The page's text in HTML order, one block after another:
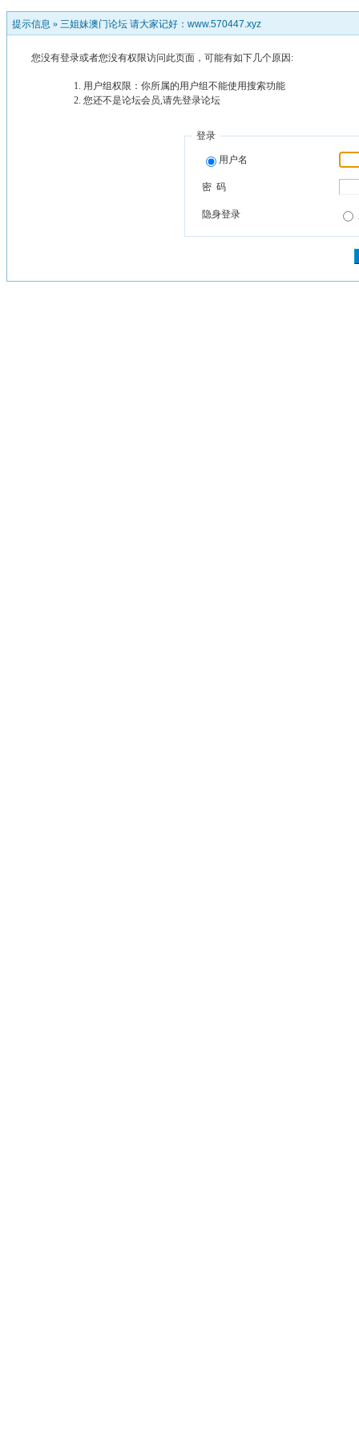
提示信息 » 三姐妹澳门论坛 请大家记好：www.570447.xyz
您没有登录或者您没有权限访问此页面，可能有如下几个原因:
用户组权限：你所属的用户组不能使用搜索功能
您还不是论坛会员,请先登录论坛
登录
用户名
密 码
隐身登录